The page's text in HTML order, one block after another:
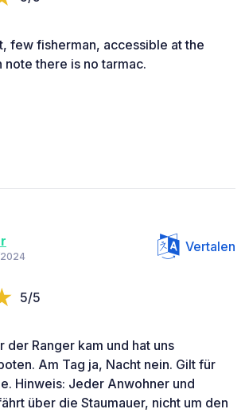
few fisherman, accessible at the
note there is no tarmac.
Vertalen
5/5
der Ranger kam und hat uns
Am Tag ja, Nacht nein. Gilt für
Hinweis: Jeder Anwohner und
über die Staumauer, nicht um den